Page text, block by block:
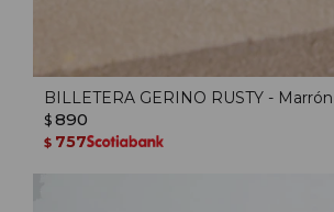
BILLETERA GERINO RUSTY - Marrón
$ 890
$ 757